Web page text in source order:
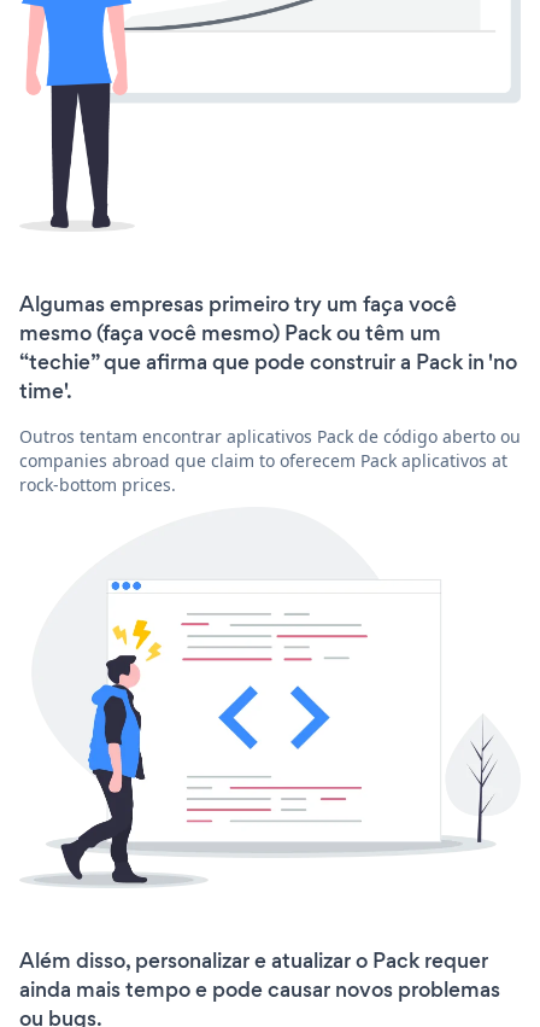
Algumas empresas primeiro try um faça você
mesmo (faça você mesmo) Pack ou têm um
“techie” que afirma que pode construir a Pack in 'no
time'.
Outros tentam encontrar aplicativos Pack de código aberto ou
companies abroad que claim to oferecem Pack aplicativos at
rock-bottom prices.
Além disso, personalizar e atualizar o Pack requer
ainda mais tempo e pode causar novos problemas
ou bugs.